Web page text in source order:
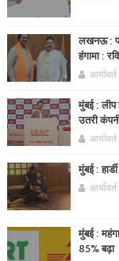
लखनऊ :
हंगामा :
मुंबई :
उतरी
मुंबई :
मुंबई :
85% बढ़ा